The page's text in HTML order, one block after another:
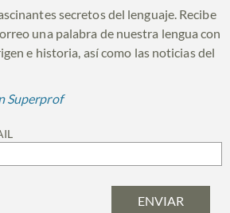
secretos del lenguaje. Recibe
una palabra de nuestra lengua con
e historia, así como las noticias del
Superprof